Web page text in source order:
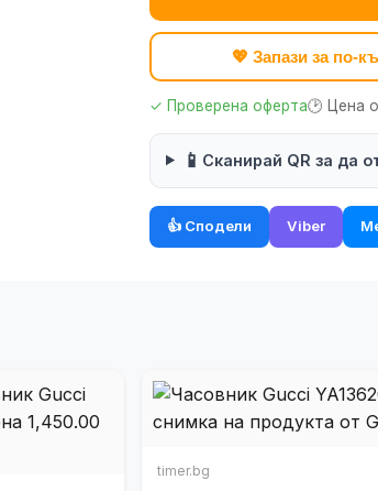
💖 Запази за по-
✓ Проверена оферта🕑 Цена
📱 Сканирай QR за да
👍 Сподели Viber
timer.bg